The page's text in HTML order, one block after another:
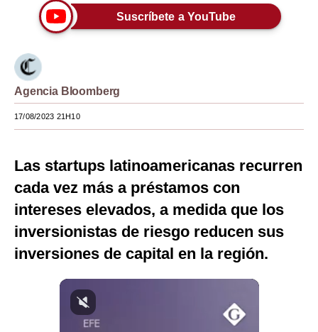
Moda
Estilos
Mundo
EEUU
México
Internacional
Tecnología
Club del Suscriptor
Mix
G de Gestión
Notas Contratadas
Suscríbete a YouTube
Agencia Bloomberg
17/08/2023 21H10
Las startups latinoamericanas recurren
cada vez más a préstamos con
intereses elevados, a medida que los
inversionistas de riesgo reducen sus
inversiones de capital en la región.